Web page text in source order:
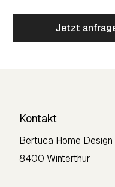
Kontakt
Bertuca Home Design
8400 Winterthur